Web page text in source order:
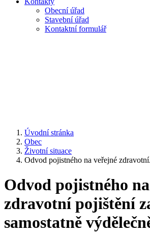
Obecní úřad
Stavební úřad
Kontaktní formulář
Úvodní stránka
Obec
Životní situace
Odvod pojistného na veřejné
Odvod pojistného
zdravotní pojištění
samostatně